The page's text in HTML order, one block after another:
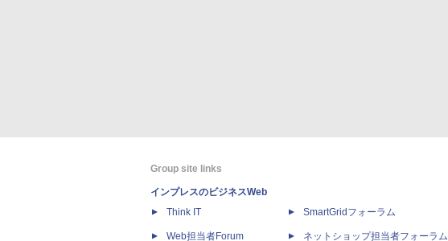
Group site links
インプレスのビジネスWeb
Think IT
Web担当者Forum
SmartGridフォーラム
ネットショップ担当者フォーラム